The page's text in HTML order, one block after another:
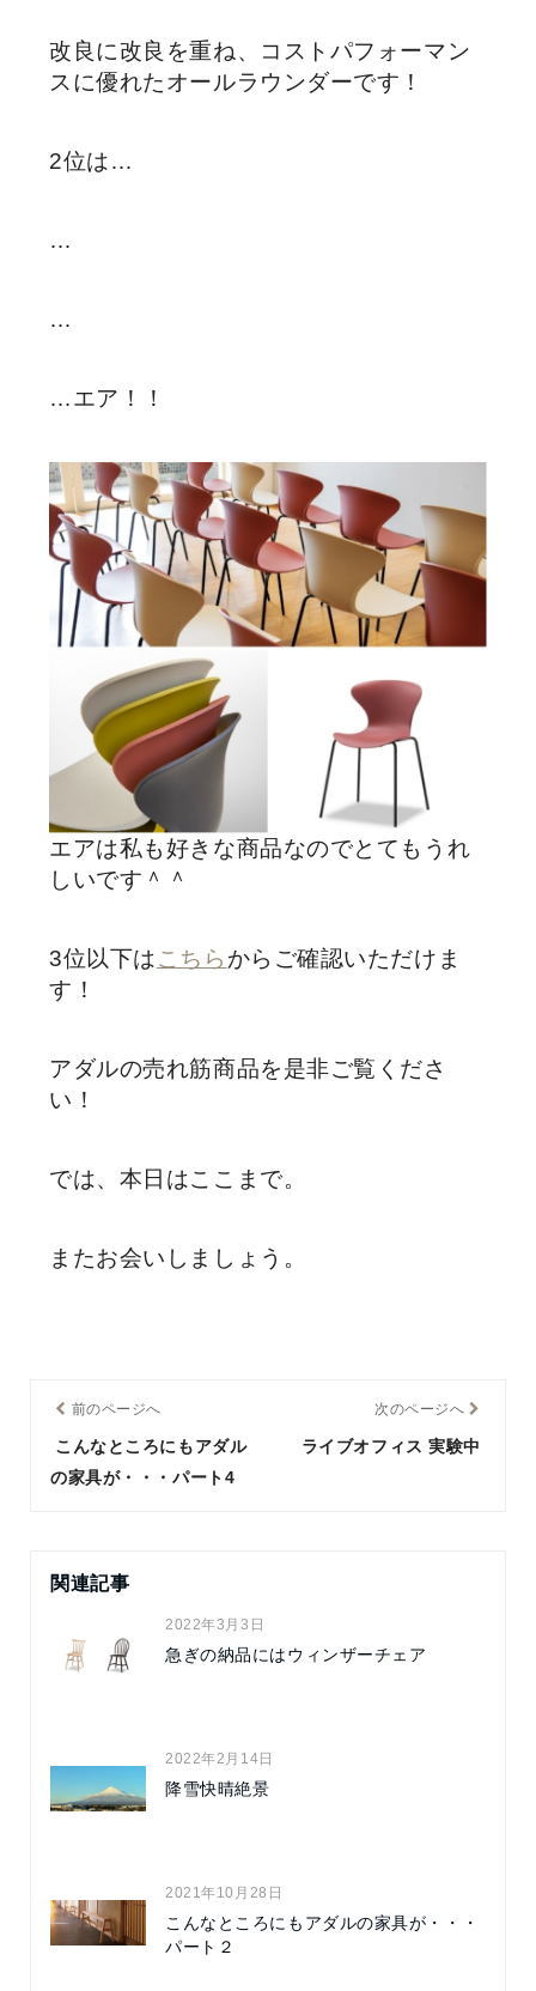
改良に改良を重ね、コストパフォーマン
スに優れたオールラウンダーです！
2位は…
…
…
…エア！！
エアは私も好きな商品なのでとてもうれ
しいです＾＾
3位以下はこちら からご確認いただけま
す！
アダルの売れ筋商品を是非ご覧くださ
い！
では、本日はここまで。
またお会いしましょう。
前のページへ
こんなところにもアダル
の家具が・・・パート4
次のページへ
ライブオフィス 実験中
関連記事
2022年3月3日
急ぎの納品にはウィンザーチェア
2022年2月14日
降雪快晴絶景
2021年10月28日
こんなところにもアダルの家具が・・・
パート２